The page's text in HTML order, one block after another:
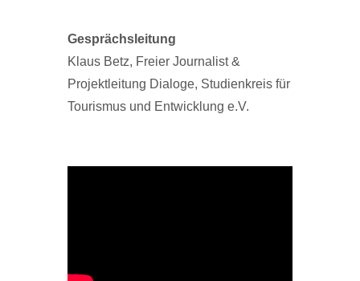
Gesprächsleitung
Klaus Betz, Freier Journalist &
Projektleitung Dialoge, Studienkreis für
Tourismus und Entwicklung e.V.